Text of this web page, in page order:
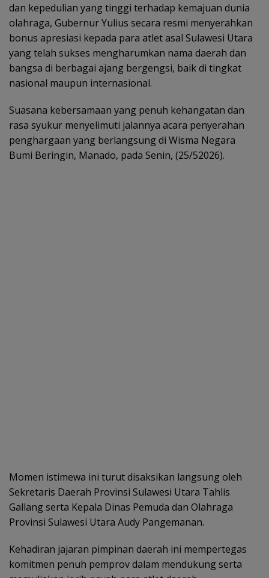
dan kepedulian yang tinggi terhadap kemajuan dunia
olahraga, Gubernur Yulius secara resmi menyerahkan
bonus apresiasi kepada para atlet asal Sulawesi Utara
yang telah sukses mengharumkan nama daerah dan
bangsa di berbagai ajang bergengsi, baik di tingkat
nasional maupun internasional.
Suasana kebersamaan yang penuh kehangatan dan
rasa syukur menyelimuti jalannya acara penyerahan
penghargaan yang berlangsung di Wisma Negara
Bumi Beringin, Manado, pada Senin, (25/52026).
Momen istimewa ini turut disaksikan langsung oleh
Sekretaris Daerah Provinsi Sulawesi Utara Tahlis
Gallang serta Kepala Dinas Pemuda dan Olahraga
Provinsi Sulawesi Utara Audy Pangemanan.
Kehadiran jajaran pimpinan daerah ini mempertegas
komitmen penuh pemprov dalam mendukung serta